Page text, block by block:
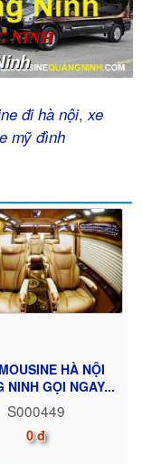
NINH
đi hà nội,xe
mỹ đình
HÀ NỘI
NINH GỌI NGAY...
S000449
0 đ